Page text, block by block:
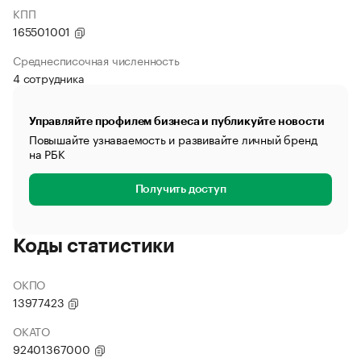
КПП
165501001
Среднесписочная численность
4 сотрудника
Управляйте профилем бизнеса и публикуйте новости
Повышайте узнаваемость и развивайте личный бренд
на РБК
Получить доступ
Коды статистики
ОКПО
13977423
ОКАТО
92401367000